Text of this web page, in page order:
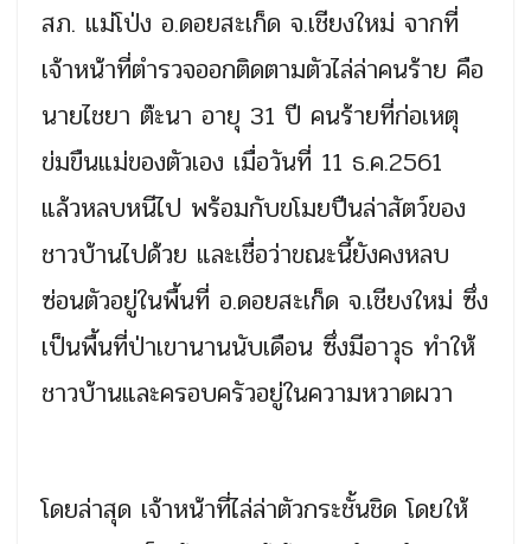
สภ. แม่โป่ง อ.ดอยสะเก็ด จ.เชียงใหม่ จากที่
เจ้าหน้าที่ตำรวจออกติดตามตัวไล่ล่าคนร้าย คือ
นายไชยา ต๊ะนา อายุ 31 ปี คนร้ายที่ก่อเหตุ
ข่มขืนแม่ของตัวเอง เมื่อวันที่ 11 ธ.ค.2561
แล้วหลบหนีไป พร้อมกับขโมยปืนล่าสัตว์ของ
ชาวบ้านไปด้วย และเชื่อว่าขณะนี้ยังคงหลบ
ซ่อนตัวอยู่ในพื้นที่ อ.ดอยสะเก็ด จ.เชียงใหม่ ซึ่ง
เป็นพื้นที่ป่าเขานานนับเดือน ซึ่งมีอาวุธ ทำให้
ชาวบ้านและครอบครัวอยู่ในความหวาดผวา
โดยล่าสุด เจ้าหน้าที่ไล่ล่าตัวกระชั้นชิด โดยให้